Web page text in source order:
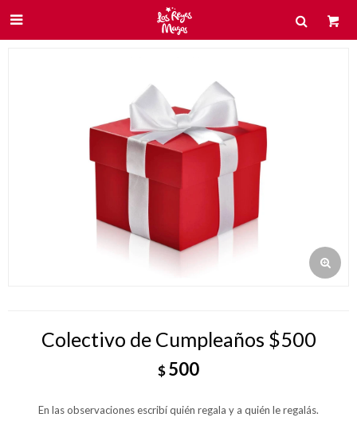

Colectivo de Cumpleaños $500
$500
En las observaciones escribí quién regala y a quién le regalás.